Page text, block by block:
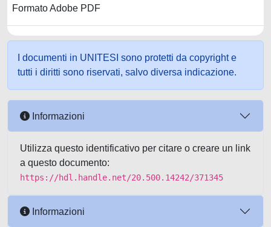
Formato Adobe PDF
I documenti in UNITESI sono protetti da copyright e
tutti i diritti sono riservati, salvo diversa indicazione.
Informazioni
Utilizza questo identificativo per citare o creare un link
a questo documento:
https://hdl.handle.net/20.500.14242/371345
Informazioni